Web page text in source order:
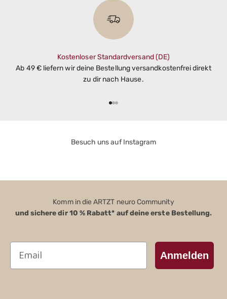
Kostenloser Standardversand (DE)
Ab 49 € liefern wir deine Bestellung versandkostenfrei direkt
zu dir nach Hause.
Besuch uns auf Instagram
Komm in die ARTZT neuro Community
und sichere dir 10 % Rabatt* auf deine erste Bestellung.
Email Anmelden